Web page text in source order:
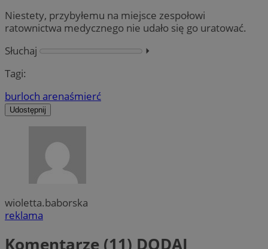
Niestety, przybyłemu na miejsce zespołowi
ratownictwa medycznego nie udało się go uratować.
Słuchaj
⏵︎
Tagi:
burloch arenaśmierć
Udostępnij
wioletta.baborska
reklama
Komentarze (11) DODAJ